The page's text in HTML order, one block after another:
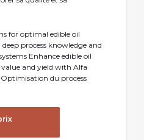
for optimal edible oil
process knowledge and
Enhance edible oil
and yield with Alfa
du process